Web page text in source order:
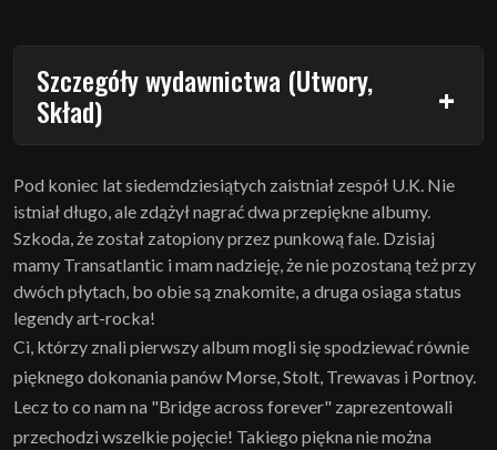
Szczegóły wydawnictwa (Utwory,
Skład)
Pod koniec lat siedemdziesiątych zaistniał zespół U.K. Nie
istniał długo, ale zdążył nagrać dwa przepiękne albumy.
Szkoda, że został zatopiony przez punkową fale. Dzisiaj
mamy Transatlantic i mam nadzieję, że nie pozostaną też przy
dwóch płytach, bo obie są znakomite, a druga osiaga status
legendy art-rocka!
Ci, którzy znali pierwszy album mogli się spodziewać równie
pięknego dokonania panów Morse, Stolt, Trewavas i Portnoy.
Lecz to co nam na "Bridge across forever" zaprezentowali
przechodzi wszelkie pojęcie! Takiego piękna nie można